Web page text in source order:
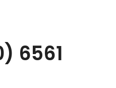
6561